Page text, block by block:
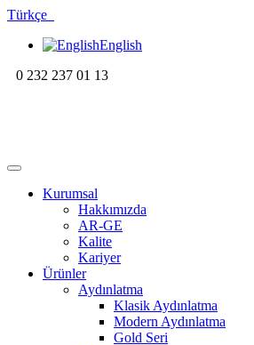
Türkçe
English
0 232 237 01 13
Kurumsal
Hakkımızda
AR-GE
Kalite
Kariyer
Ürünler
Aydınlatma
Klasik Aydınlatma
Modern Aydınlatma
Gold Seri